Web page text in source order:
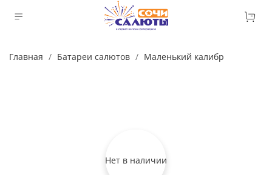
Главная Батареи салютов Маленький калибр
Нет в наличии